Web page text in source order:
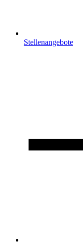
Stellenangebote